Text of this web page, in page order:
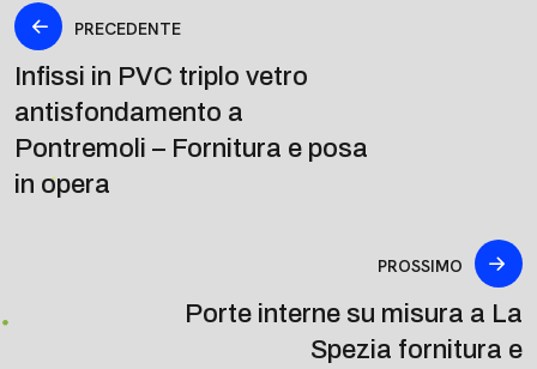
PRECEDENTE
Infissi in PVC triplo vetro
antisfondamento a
Pontremoli – Fornitura e posa
in opera
PROSSIMO
Porte interne su misura a La
Spezia fornitura e